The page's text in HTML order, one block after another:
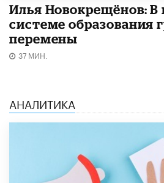
Илья Новокрещёнов: В
системе образования
перемены
37 МИН.
АНАЛИТИКА